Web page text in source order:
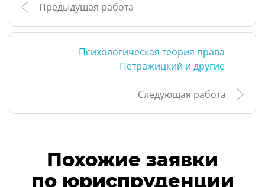
Предыдущая работа
Психологическая теория права
Петражицкий и другие
Следующая работа
Похожие заявки
по юриспруденции